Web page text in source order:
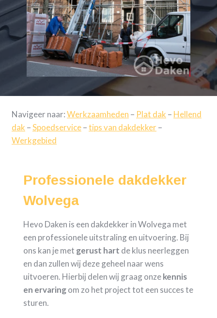
Navigeer naar:Werkzaamheden – Plat dak – Hellend
dak –Spoedservice–tips van dakdekker–
Werkgebied
Professionele dakdekker
Wolvega
Hevo Daken is een dakdekker in Wolvega met
een professionele uitstraling en uitvoering. Bij
ons kan je met gerust hart de klus neerleggen
en dan zullen wij deze geheel naar wens
uitvoeren. Hierbij delen wij graag onzekennis
en ervaringom zo het project tot een succes te
sturen.